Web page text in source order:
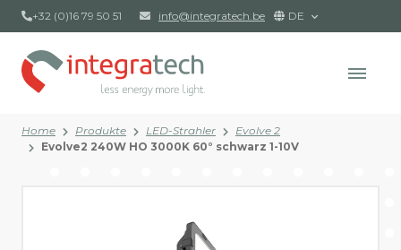
+32 (0)16 79 50 51 info@integratech.be DE
Home Produkte LED-Strahler
Evolve 2
Evolve2 240W HO 3000K 60° schwarz 1-10V